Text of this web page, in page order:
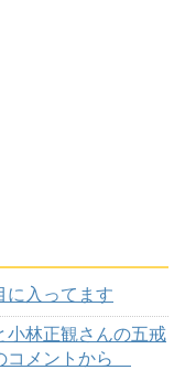
に入ってます
小林正観さんの五戒
コメントから